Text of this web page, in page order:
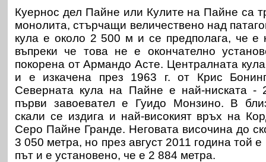
Куернос дел Пайне или Кулите на Пайне са
монолита, стърчащи величествено над
кула е около 2 500 м и се предполага, че е
въпреки че това не е окончателно
покорена от Армандо Асте. Централната
и е изкачена през 1963 г. от Крис
Северната кула на Пайне е най-ниската
първи завоевател е Гуидо Монзино. В
скали се издига и най-високият връх на
Серо Пайне Гранде. Неговата височина до
3 050 метра, но през август 2011 година той е
път и е установено, че е 2 884 метра.